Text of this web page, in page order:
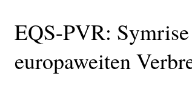
EQS-PVR:
europaweiten